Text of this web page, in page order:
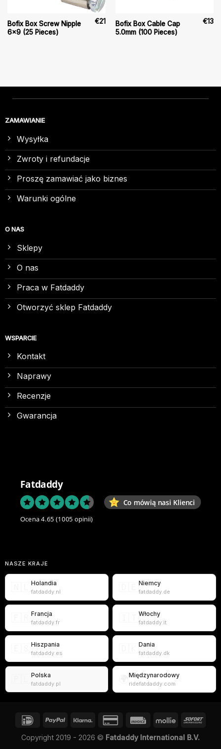
Bofix Box Screw Nipple
6×9 (25 Pieces)
€21
Bofix Box Cable Cap
5.0mm (100 Pieces)
€13
ZAMAWIANIE
Wysyłka
Zwroty i refundacje
Proszę zamawiać jako biznes
Warunki ogólne
O NAS
Sklepy
O nas
Praca w Fatdaddy
Otworzyć sklep Fatdaddy
WSPARCIE
Kontakt
Naprawy
Recenzje
Gwarancja
Fatdaddy
Co mówią nasi Klienci
Ocena 4.65 (1005 opinii)
NASZE KRAJE
Holandia
fatdaddy.nl
Niemcy
fatdaddy.de
Francja
fatdaddy.fr
Włochy
fatdaddy.it
Hiszpania
fatdaddy.es
Dania
fatdaddy.dk
Polska
fatdaddy.pl
Międzynarodowy
ridefatdaddy.com
Copyright 2019 - 2026 © Fatdaddy International B.V.